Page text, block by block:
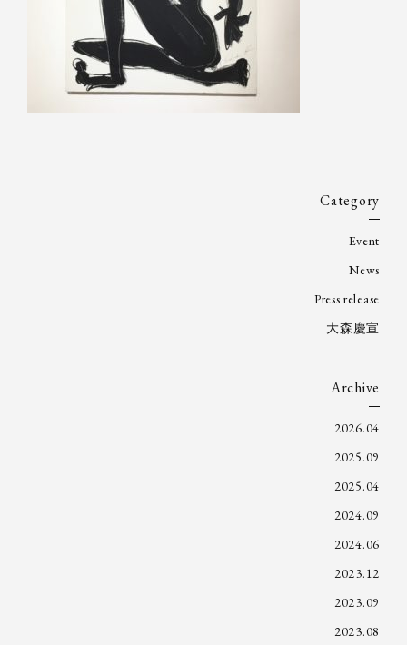
Category
Event
News
Press release
大森慶宣
Archive
2026.04
2025.09
2025.04
2024.09
2024.06
2023.12
2023.09
2023.08